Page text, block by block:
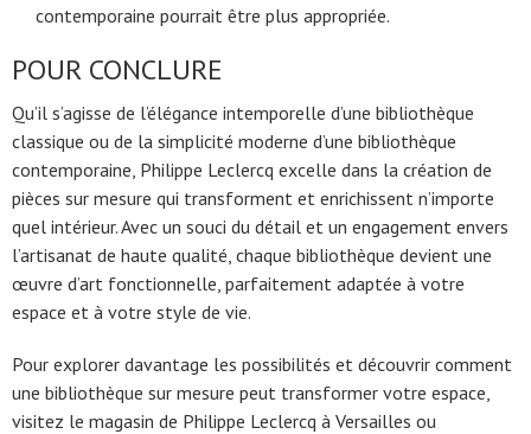
contemporaine pourrait être plus appropriée.
POUR CONCLURE
Qu’il s’agisse de l’élégance intemporelle d’une bibliothèque
classique ou de la simplicité moderne d’une bibliothèque
contemporaine, Philippe Leclercq excelle dans la création de
pièces sur mesure qui transforment et enrichissent n’importe
quel intérieur. Avec un souci du détail et un engagement envers
l’artisanat de haute qualité, chaque bibliothèque devient une
œuvre d’art fonctionnelle, parfaitement adaptée à votre
espace et à votre style de vie.
Pour explorer davantage les possibilités et découvrir comment
une bibliothèque sur mesure peut transformer votre espace,
visitez le magasin de Philippe Leclercq à Versailles ou